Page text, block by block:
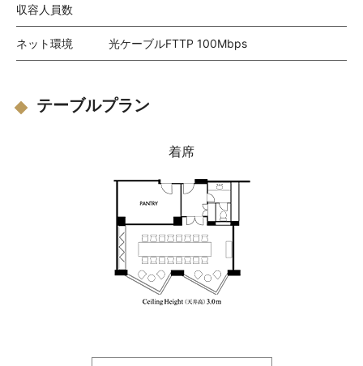
収容人員数
ネット環境 光ケーブルFTTP 100Mbps
テーブルプラン
着席